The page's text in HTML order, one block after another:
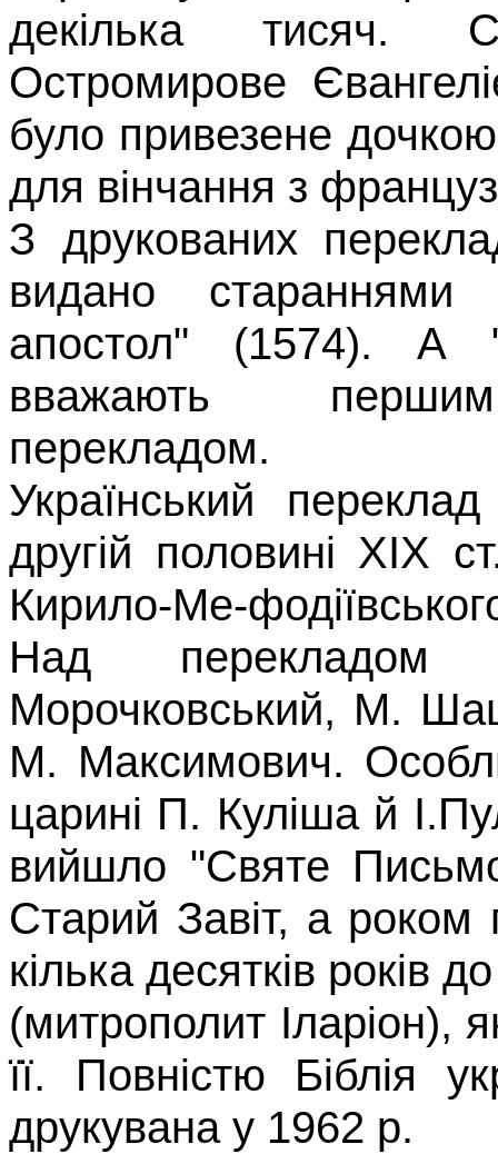
декілька тисяч.
Остромирове
було привезене
для вінчання з
З друкованих
вида­но
апостол" (1574). А
вважають першим
перекладом.
Український
другій половині XIX
Кирило-Ме-
Над перекладом
Морочковський, М.
М. Максимович.
царині П. Куліша й І.
вийшло "Святе
Старий Завіт, а роком
кілька десятків років
(митрополит Іларіон),
її. Повністю Біблія
друкувана у 1962 р.